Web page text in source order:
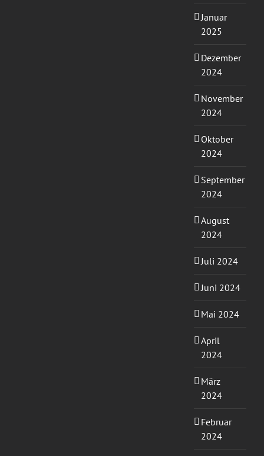
Januar
2025
Dezember
2024
November
2024
Oktober
2024
September
2024
August
2024
Juli 2024
Juni 2024
Mai 2024
April
2024
März
2024
Februar
2024